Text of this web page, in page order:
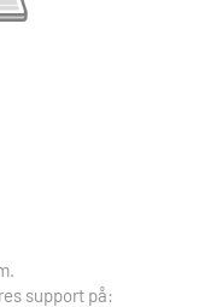
support på: